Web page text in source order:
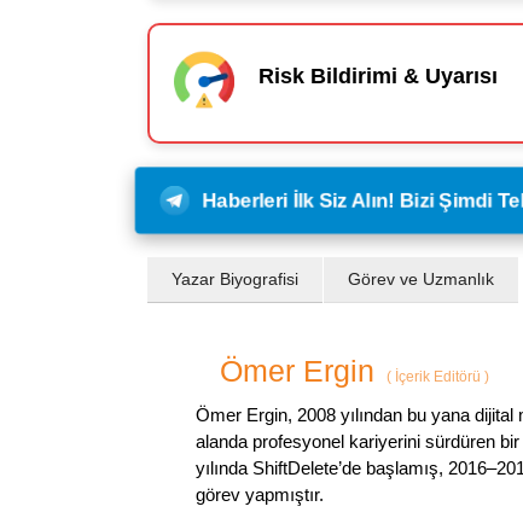
Risk Bildirimi & Uyarısı
Haberleri İlk Siz Alın! Bizi Şimdi
Yazar Biyografisi Görev ve Uzmanlık
Ömer Ergin ( İçerik Editörü )
Ömer Ergin, 2008 yılından bu yana
alanda profesyonel kariyerini sürdüren
yılında ShiftDelete’de başlamış,
görev yapmıştır.